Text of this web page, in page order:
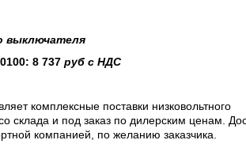
выключателя
8 737 руб с НДС
комплексные поставки низковольтного
склада и под заказ по дилерским ценам.
компанией, по желанию заказчика.